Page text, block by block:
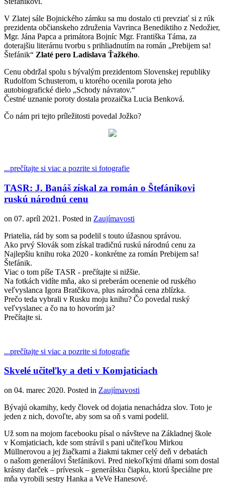
V Zlatej sále Bojnického zámku sa mu dostalo cti prevziať si z rúk
prezidenta občianskeho združenia Vavrinca Benediktiho z Nedožier,
Mgr. Jána Papca a primátora Bojníc Mgr. Františka Táma, za
doterajšiu literárnu tvorbu s prihliadnutím na román „Prebijem sa!
Štefánik“ Zlaté pero Ladislava Ťažkého.
Cenu obdržal spolu s bývalým prezidentom Slovenskej republiky
Rudolfom Schusterom, u ktorého ocenila porota jeho
autobiografické dielo „Schody návratov.“
Čestné uznanie poroty dostala prozaička Lucia Benková.
Čo nám pri tejto príležitosti povedal Jožko?
...prečítajte si viac a pozrite si fotografie
TASR: J. Banáš získal za román o Štefánikovi
ruskú národnú cenu
on 07. apríl 2021 . Posted in Zaujímavosti
Priatelia, rád by som sa podelil s touto úžasnou správou.
Ako prvý Slovák som získal tradičnú ruskú národnú cenu za
️Najlepšiu knihu roka 2020 - konkrétne za román Prebijem sa!
Štefánik.
Viac o tom píše TASR - prečítajte si nižšie.
Na fotkách vidíte mňa, ako si preberám ocenenie od ruského
veľvyslanca Igora Bratčikova, plus národná cena zblízka.
Prečo teda vybrali v Rusku moju knihu? Čo povedal ruský
veľvyslanec a čo na to hovorím ja?
Prečítajte si.
...prečítajte si viac a pozrite si fotografie
Skvelé učiteľky a deti v Komjaticiach
on 04. marec 2020. Posted in Zaujímavosti
Bývajú okamihy, kedy človek od dojatia nenachádza slov. Toto je
jeden z nich, dovoľte, aby som sa oň s vami podelil.
Už som na mojom facebooku písal o návšteve na Základnej škole
v Komjaticiach, kde som strávil s pani učiteľkou Mirkou
Müllnerovou a jej žiačkami a žiakmi takmer celý deň v debatách
o našom generálovi Štefánikovi. Pred niekoľkými dňami som dostal
krásny darček – prívesok – generálsku čiapku, ktorú špeciálne pre
mňa vyrobili sestry Hanka a VeVe Hanesové.